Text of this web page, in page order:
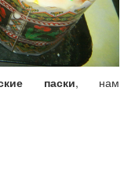
паски, нам